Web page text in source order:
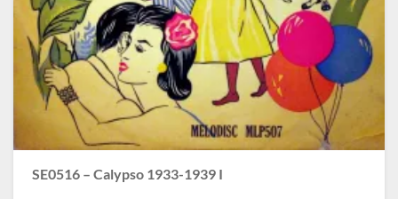
SE0516 – Calypso 1933-1939 I